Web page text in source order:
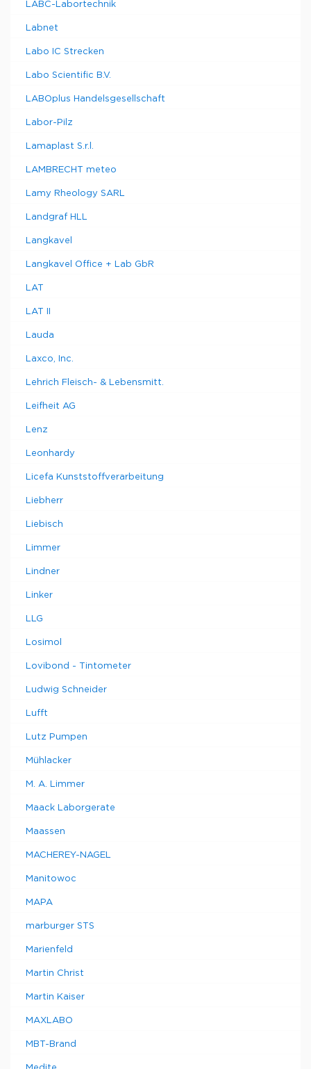
LABC-Labortechnik
Labnet
Labo IC Strecken
Labo Scientific B.V.
LABOplus Handelsgesellschaft
Labor-Pilz
Lamaplast S.r.l.
LAMBRECHT meteo
Lamy Rheology SARL
Landgraf HLL
Langkavel
Langkavel Office + Lab GbR
LAT
LAT II
Lauda
Laxco, Inc.
Lehrich Fleisch- & Lebensmitt.
Leifheit AG
Lenz
Leonhardy
Licefa Kunststoffverarbeitung
Liebherr
Liebisch
Limmer
Lindner
Linker
LLG
Losimol
Lovibond - Tintometer
Ludwig Schneider
Lufft
Lutz Pumpen
Mühlacker
M. A. Limmer
Maack Laborgerate
Maassen
MACHEREY-NAGEL
Manitowoc
MAPA
marburger STS
Marienfeld
Martin Christ
Martin Kaiser
MAXLABO
MBT-Brand